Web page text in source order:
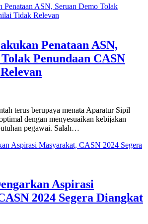
Penataan ASN,
Penundaan CASN
terus berupaya menata Aparatur Sipil
dengan menyesuaikan kebijakan
pegawai. Salah…
Aspirasi
2024 Segera Diangkat